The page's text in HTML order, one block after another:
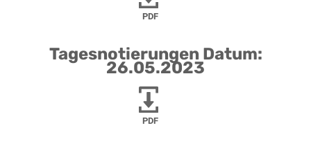
PDF
Tagesnotierungen Datum:
26.05.2023
PDF